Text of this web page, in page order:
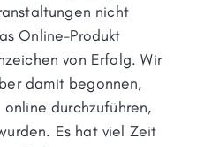
nicht
Online-Produkt
von Erfolg. Wir
damit begonnen,
durchzuführen,
Es hat viel Zeit